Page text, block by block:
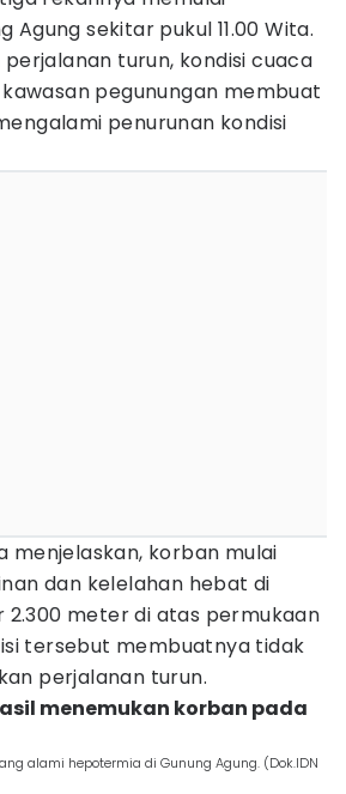
Agung sekitar pukul 11.00 Wita.
perjalanan turun, kondisi cuaca
pegunungan membuat
penurunan kondisi
menjelaskan, korban mulai
dan kelelahan hebat di
2.300 meter di atas permukaan
tersebut membuatnya tidak
perjalanan turun.
menemukan korban pada
alami hepotermia di Gunung Agung. (Dok.IDN